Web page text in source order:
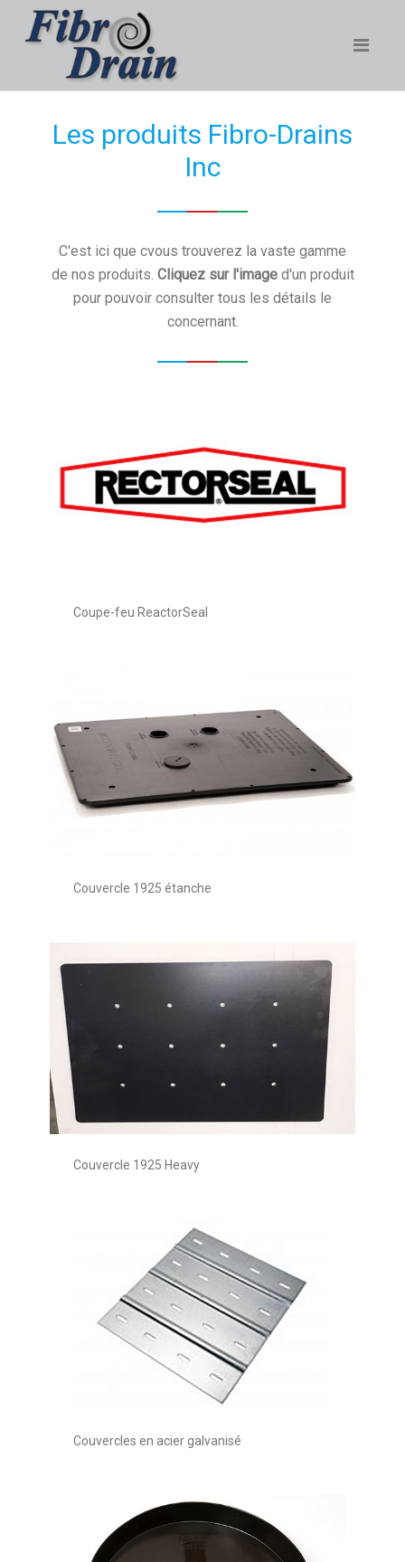
Les produits Fibro-Drains
Inc
C'est ici que cvous trouverez la vaste gamme
de nos produits. Cliquez sur l'imaged'un produit
pour pouvoir consulter tous les détails le
concernant.
Coupe-feu ReactorSeal
Couvercle 1925 étanche
Couvercle 1925 Heavy
Couvercles en acier galvanisé